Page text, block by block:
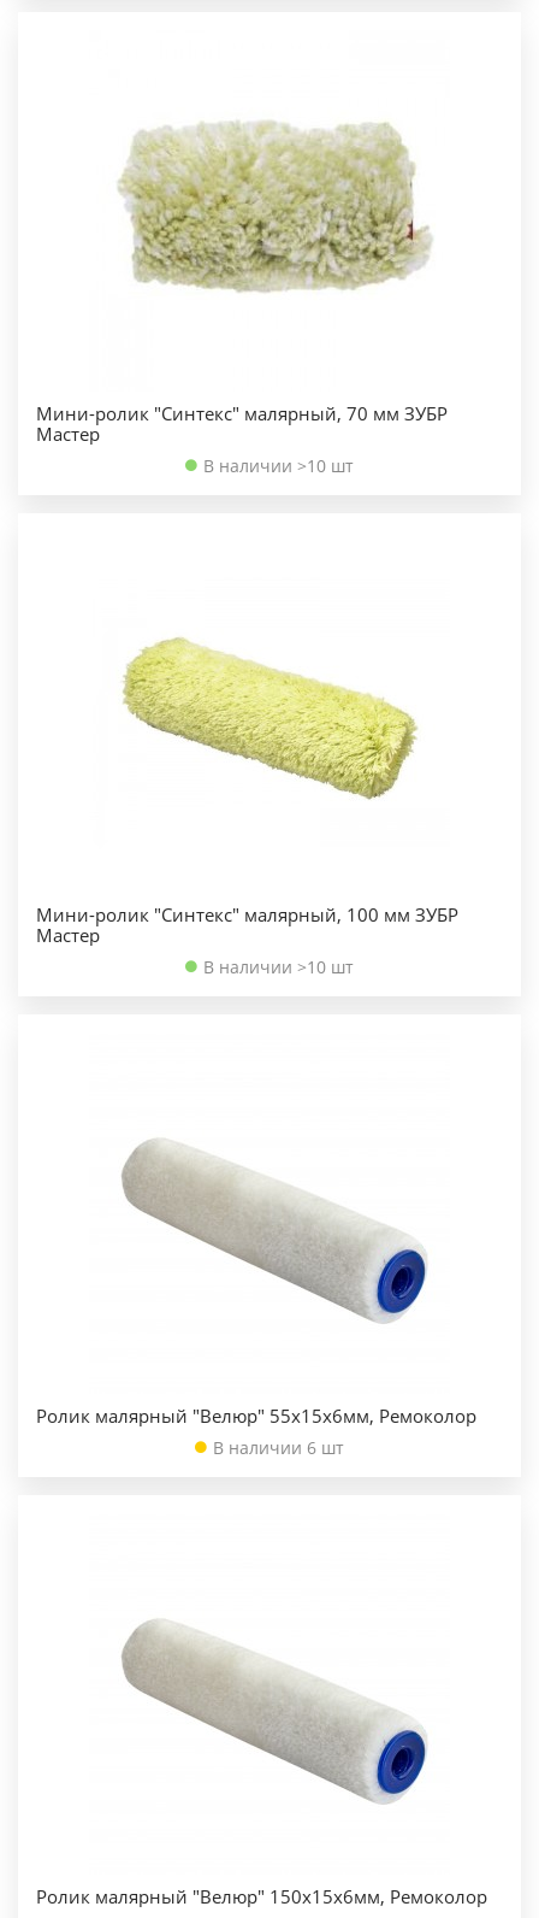
Мини-ролик "Синтекс" малярный, 70 мм ЗУБР
Мастер
В наличии >10 шт
Мини-ролик "Синтекс" малярный, 100 мм ЗУБР
Мастер
В наличии >10 шт
Ролик малярный "Велюр" 55х15х6мм, Ремоколор
В наличии 6 шт
Ролик малярный "Велюр" 150х15х6мм, Ремоколор